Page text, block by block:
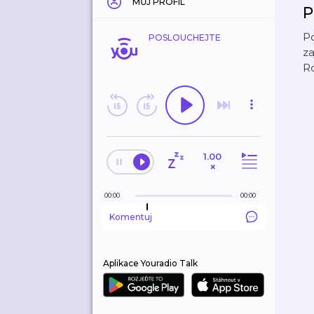
POSLOUCHEJTE
1.00
×
00:00 00:00
Komentuj
Aplikace Youradio Talk